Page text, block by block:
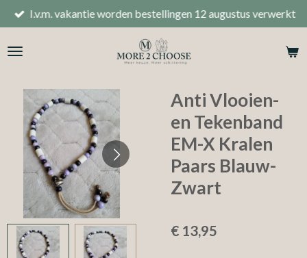
Ga
direct
naar
I.v.m. vakantie worden bestellingen 12 augustus verwerkt
Anti Vlooien-
en Tekenband
EM-X Kralen
Paars Blauw-
Zwart
€ 13,95